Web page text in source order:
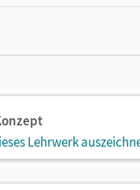
Lehrwerk